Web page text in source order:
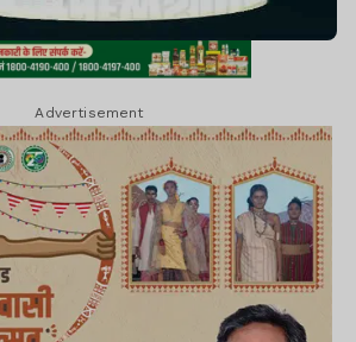
Advertisement